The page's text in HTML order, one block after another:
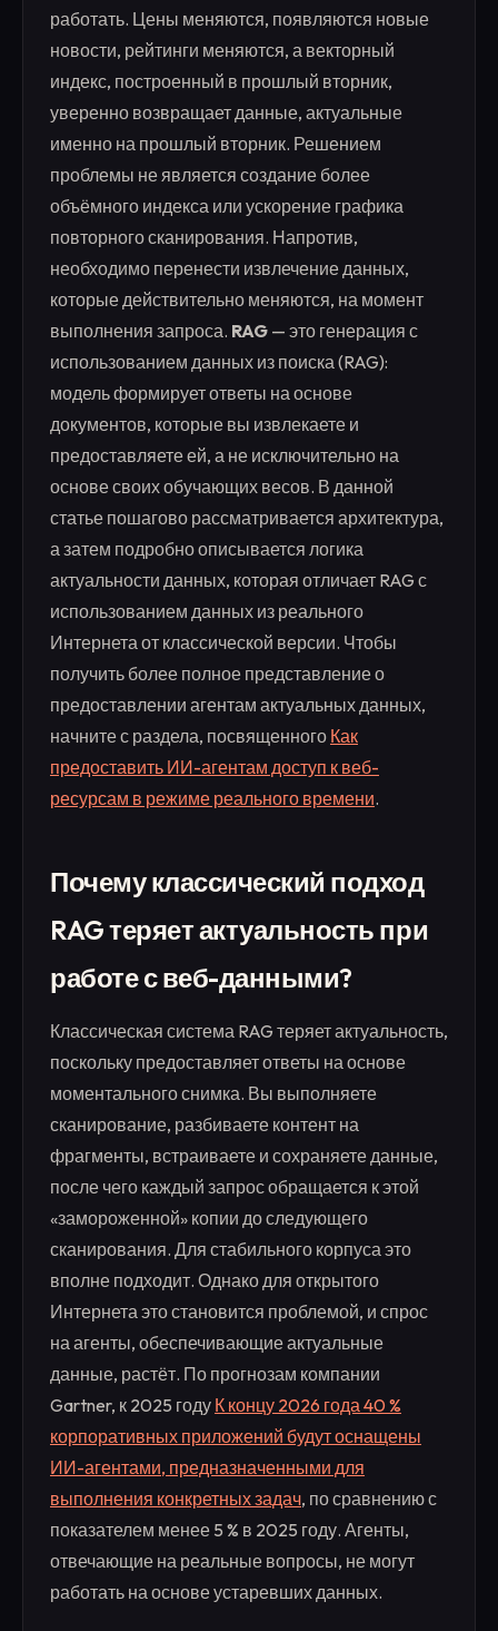
работать. Цены меняются, появляются новые
новости, рейтинги меняются, а векторный
индекс, построенный в прошлый вторник,
уверенно возвращает данные, актуальные
именно на прошлый вторник. Решением
проблемы не является создание более
объёмного индекса или ускорение графика
повторного сканирования. Напротив,
необходимо перенести извлечение данных,
которые действительно меняются, на момент
выполнения запроса. RAG — это генерация с
использованием данных из поиска (RAG):
модель формирует ответы на основе
документов, которые вы извлекаете и
предоставляете ей, а не исключительно на
основе своих обучающих весов. В данной
статье пошагово рассматривается архитектура,
а затем подробно описывается логика
актуальности данных, которая отличает RAG с
использованием данных из реального
Интернета от классической версии. Чтобы
получить более полное представление о
предоставлении агентам актуальных данных,
начните с раздела, посвященного Как
предоставить ИИ-агентам доступ к веб-
ресурсам в режиме реального времени.
Почему классический подход
RAG теряет актуальность при
работе с веб-данными?
Классическая система RAG теряет актуальность,
поскольку предоставляет ответы на основе
моментального снимка. Вы выполняете
сканирование, разбиваете контент на
фрагменты, встраиваете и сохраняете данные,
после чего каждый запрос обращается к этой
«замороженной» копии до следующего
сканирования. Для стабильного корпуса это
вполне подходит. Однако для открытого
Интернета это становится проблемой, и спрос
на агенты, обеспечивающие актуальные
данные, растёт. По прогнозам компании
Gartner, к 2025 году К концу 2026 года 40 %
корпоративных приложений будут оснащены
ИИ-агентами, предназначенными для
выполнения конкретных задач, по сравнению с
показателем менее 5 % в 2025 году. Агенты,
отвечающие на реальные вопросы, не могут
работать на основе устаревших данных.